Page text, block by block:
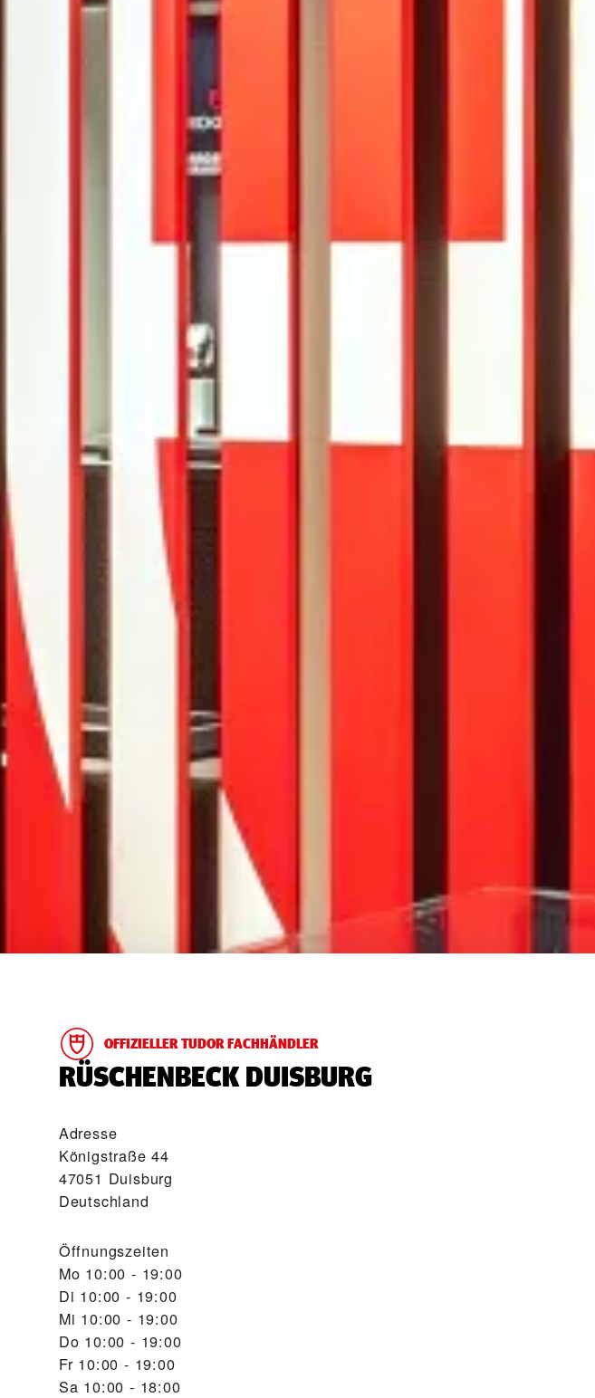
OFFIZIELLER TUDOR FACHHÄNDLER
‭RÜSCHENBECK DUISBURG‬
Adresse
Königstraße 44
47051 Duisburg
Deutschland
Öffnungszeiten
Mo 10:00 - 19:00
Di 10:00 - 19:00
Mi 10:00 - 19:00
Do 10:00 - 19:00
Fr 10:00 - 19:00
Sa 10:00 - 18:00